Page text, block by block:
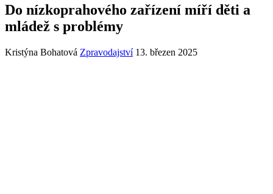
Do nízkoprahového zařízení míří děti a
mládež s problémy
Kristýna Bohatová Zpravodajství 13. březen 2025